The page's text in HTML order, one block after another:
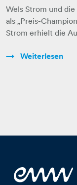
Wels Strom und
als „Preis-
Strom erhielt die
Weiterlesen